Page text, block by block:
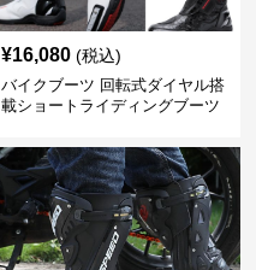
¥16,080 (税込)
バイクブーツ 回転式ダイヤル搭
載ショートライディングブーツ